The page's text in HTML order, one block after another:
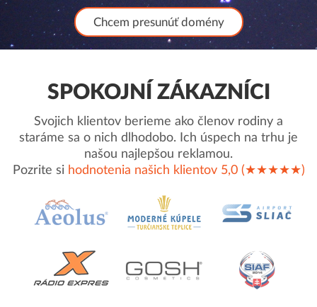
Chcem presunúť domény
SPOKOJNÍ ZÁKAZNÍCI
Svojich klientov berieme ako členov rodiny a
staráme sa o nich dlhodobo. Ich úspech na trhu je
našou najlepšou reklamou.
Pozrite si hodnotenia našich klientov 5,0 (★★★★★)